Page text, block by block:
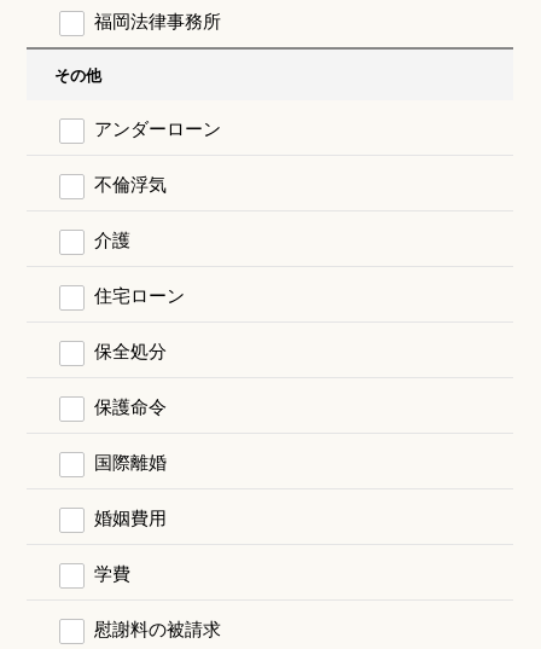
福岡法律事務所
その他
アンダーローン
不倫浮気
介護
住宅ローン
保全処分
保護命令
国際離婚
婚姻費用
学費
慰謝料の被請求